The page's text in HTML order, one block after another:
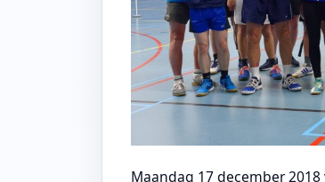
Maandag 17 december